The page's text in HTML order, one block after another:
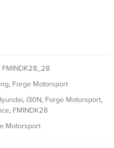
FMINDK28_28
, Forge Motorsport
, I30N, Forge Motorsport,
, FMINDK28
Motorsport